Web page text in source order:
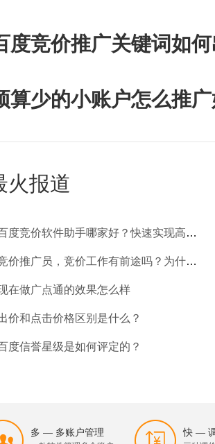
度竞价推广关键词如
算少的小账户怎么推
火报道
度竞价软件助手哪家好？快速实现高回报哪家强？
价推广员，竞价工作有前途吗？为什么待遇那么高
在做广点通的效果怎么样
价和点击价格区别是什么？
度信誉星级是如何评定的？
多 — 多账户管理 快 —